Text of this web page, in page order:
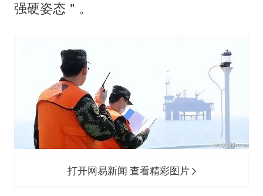
强硬姿态＂。
打开网易新闻 查看精彩图片